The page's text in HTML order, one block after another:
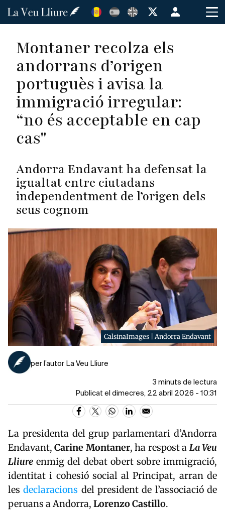
Vés
Menú
de
de
Montaner recolza els
andorrans d’origen
portuguès i avisa la
immigració irregular:
“no és acceptable en cap
cas"
Andorra Endavant ha defensat la
igualtat entre ciutadans
independentment de l’origen dels
seus cognom
CalsinaImages | Andorra Endavant
per l’autor La Veu Lliure
3 minuts de lectura
Publicat el dimecres, 22 abril 2026 - 10:31
La presidenta del grup parlamentari d’Andorra
Endavant,Carine Montaner, ha respost a La Veu
Lliure enmig del debat obert sobre immigració,
identitat i cohesió social al Principat, arran de
lesdeclaracions del president de l’associació de
peruans a Andorra, Lorenzo Castillo.